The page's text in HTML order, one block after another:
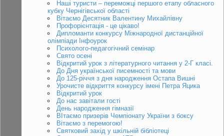
Наші туристи – переможці першого етапу обласного
кубку Чернігівської області
Вітаємо Десятник Валентину Михайлівну
Профорієнтація - це цікаво!
Дипломанти конкурсу Міжнародної дистанційної
олімпіади Інфоурок
Психолого-педагогічний семінар
Свято осені
Відкритий урок з літературного читання у 2-Г класі.
До Дня української писемності та мови
До 125-річчя з дня народження Остапа Вишні
Урочисте відкриття конкурсу імені Петра Яцика
Відкритий урок
До нас завітали гості
День народження гімназії
ВІтаємо призерів Чемпіонату України з боксу
Вітаємо з перемогою!
Святковий захід у шкільній бібліотеці